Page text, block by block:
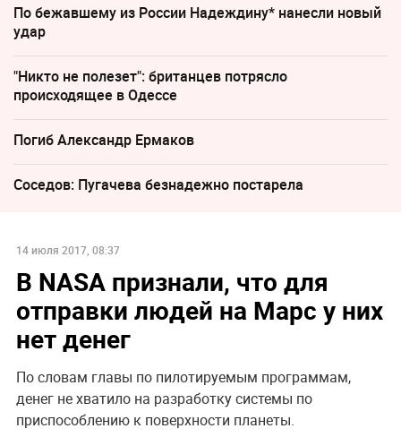
По бежавшему из России Надеждину* нанесли новый
удар
"Никто не полезет": британцев потрясло
происходящее в Одессе
Погиб Александр Ермаков
Соседов: Пугачева безнадежно постарела
14 июля 2017, 08:37
В NASA признали, что для
отправки людей на Марс у них
нет денег
По словам главы по пилотируемым программам,
денег не хватило на разработку системы по
приспособлению к поверхности планеты.